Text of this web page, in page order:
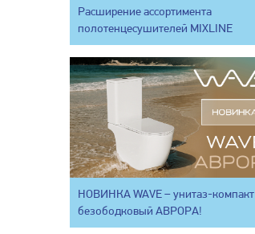
Расширение ассортимента
полотенцесушителей MIXLINE
НОВИНКА WAVE – унитаз-компакт
безободковый АВРОРА!